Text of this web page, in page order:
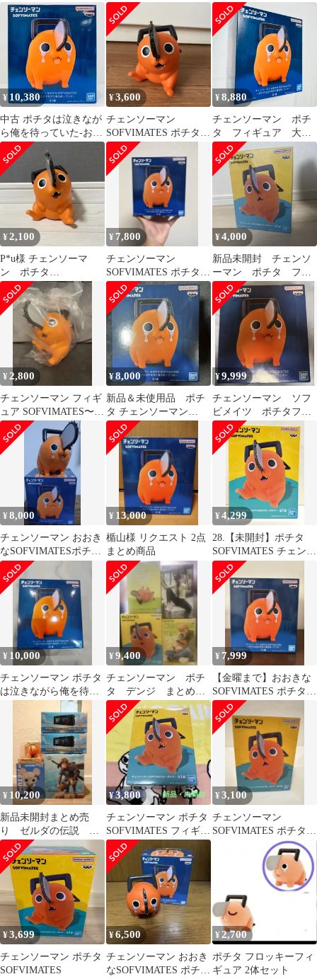
ア
なSOFVIMATES〜ポチ
タは泣きながら俺を待
っていた〜【10日以内
発送】
¥ 10,380
中古 ポチタは泣きなが
ら俺を待っていた-おお
きなSOFVIMATES「チ
ェンソーマン」
¥3,600
チェンソーマン
SOFVIMATES ポチタ
フィギュア
¥8,880
チェンソーマン ポチ
タ フィギュア 大き
なSOFVIMATES ポチ
タは泣きながら【新品
／未開封】
¥2,100
P*u様 チェンソーマ
ン ポチタ
SOFVIMATES
¥ 7,800
チェンソーマン
SOFVIMATES ポチタ
フィギュア
¥4,000
新品未開封 チェンソ
ーマン ポチタ フィ
ギュア SOFVIMATES
ソフビ
¥2,800
チェンソーマン フィギ
ュア SOFVIMATES〜ポ
チタ〜
¥8,000
新品＆未使用品 ポチ
タ チェンソーマン
SOFVIMATES フィギュ
ア
¥9,999
チェンソーマン ソフ
ビメイツ ポチタフィ
ギュア
¥8,000
チェンソーマン おおき
なSOFVIMATESポチタ
は泣きながら俺を待っ
ていた
¥ 13,000
楯山様 リクエスト 2点
まとめ商品
¥4,299
28.【未開封】ポチタ
SOFVIMATES チェンソ
ーマン【併売品】▲
¥ 10,000
チェンソーマン ポチタ
は泣きながら俺を待っ
¥9,400
チェンソーマン ポチ
タ デンジ まとめ売
り4個セット
¥ 7,999
【金曜まで】おおきな
SOFVIMATES ポチタは
泣きながら俺を待って
いた
¥ 10,200
新品未開封まとめ売
り ゼルダの伝説 リ
ンクFigurizm ポチ
タ 鬼滅の刃 他
¥3,800
チェンソーマン ポチタ
SOFVIMATES フィギュ
ア
¥3,100
チェンソーマン
SOFVIMATES ポチタ
¥3,699
チェンソーマン ポチタ
SOFVIMATES
¥6,500
チェンソーマン おおき
なSOFVIMATES ポチタ
¥ 2,700
ポチタ フロッキーフィ
ギュア 2体セット